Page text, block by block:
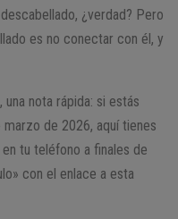
¿verdad? Pero
es no conectar con él, y
nota rápida: si estás
de 2026, aquí tienes
tu teléfono a finales de
con el enlace a esta